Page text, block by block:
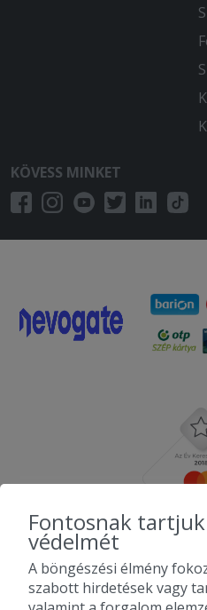
KÖVESS MINKET
Fontosnak
védelmét
A böngészési élmény
szabott hirdetések vagy